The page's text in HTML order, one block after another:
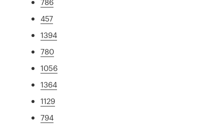
457
1394
780
1056
1364
1129
794